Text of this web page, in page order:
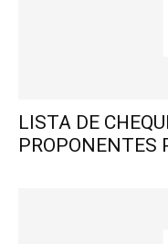
LISTA DE
PROPONENTES